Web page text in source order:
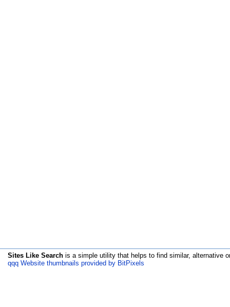
Sites Like Search is a simple utility that helps to find similar, alternative
qqq Website thumbnails provided by BitPixels